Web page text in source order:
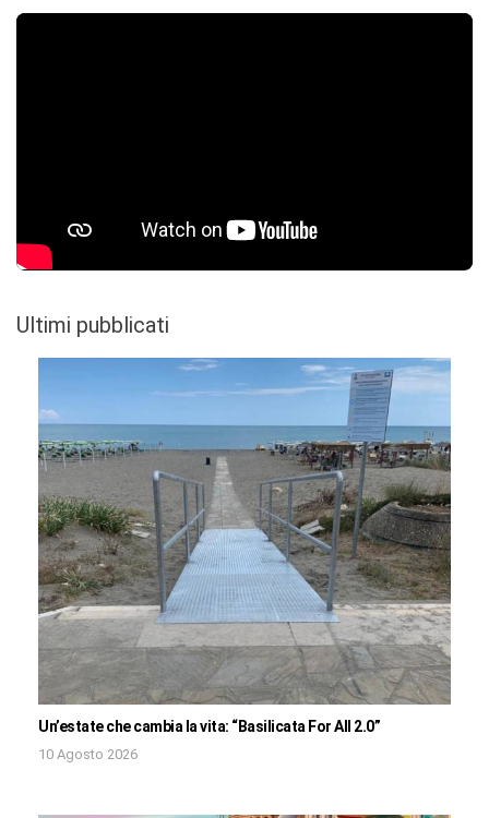
Ultimi pubblicati
Un’estate che cambia la vita: “Basilicata For All 2.0”
10 Agosto 2026